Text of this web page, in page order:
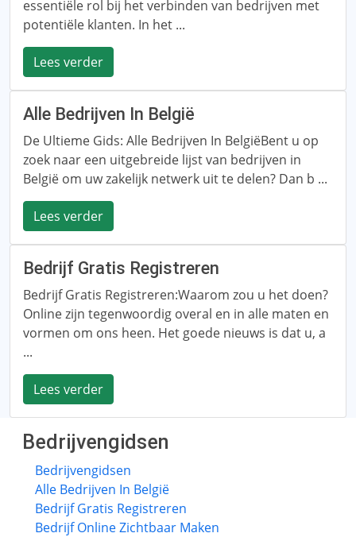
essentiële rol bij het verbinden van bedrijven met
potentiële klanten. In het ...
Lees verder
Alle Bedrijven In België
De Ultieme Gids: Alle Bedrijven In BelgiëBent u op
zoek naar een uitgebreide lijst van bedrijven in
België om uw zakelijk netwerk uit te delen? Dan b ...
Lees verder
Bedrijf Gratis Registreren
Bedrijf Gratis Registreren:Waarom zou u het doen?
Online zijn tegenwoordig overal en in alle maten en
vormen om ons heen. Het goede nieuws is dat u, a
...
Lees verder
Bedrijvengidsen
Bedrijvengidsen
Alle Bedrijven In België
Bedrijf Gratis Registreren
Bedrijf Online Zichtbaar Maken